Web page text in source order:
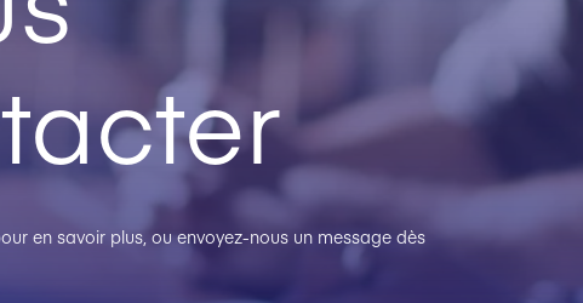
en savoir plus, ou envoyez-nous un message dès